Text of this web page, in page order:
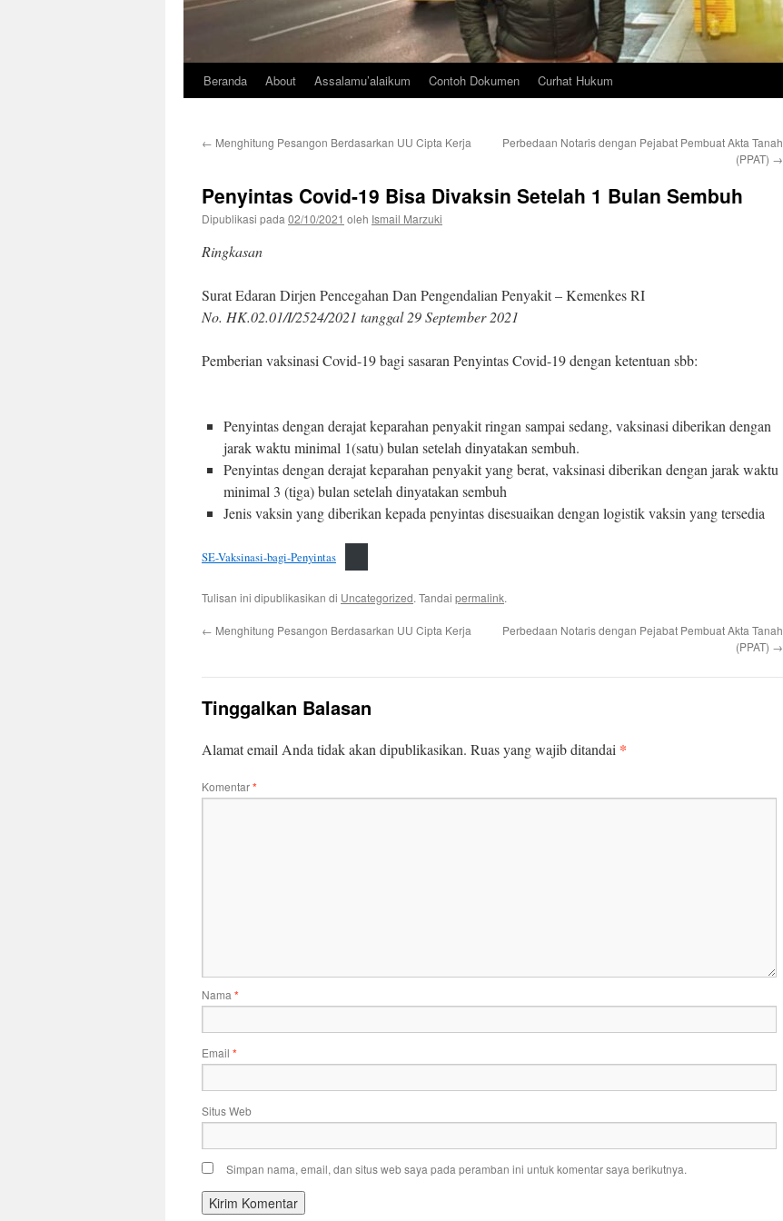
Beranda About Assalamu’alaikum Contoh Dokumen Curhat Hukum
← Menghitung Pesangon Berdasarkan UU Cipta Kerja
Perbedaan Notaris dengan Pejabat Pembuat Akta Tanah
(PPAT) →
Penyintas Covid-19 Bisa Divaksin Setelah 1 Bulan Sembuh
Dipublikasi pada 02/10/2021 oleh Ismail Marzuki
Ringkasan
Surat Edaran Dirjen Pencegahan Dan Pengendalian Penyakit – Kemenkes RI
No. HK.02.01/I/2524/2021 tanggal 29 September 2021
Pemberian vaksinasi Covid-19 bagi sasaran Penyintas Covid-19 dengan ketentuan sbb:
Penyintas dengan derajat keparahan penyakit ringan sampai sedang, vaksinasi diberikan dengan
jarak waktu minimal 1(satu) bulan setelah dinyatakan sembuh.
Penyintas dengan derajat keparahan penyakit yang berat, vaksinasi diberikan dengan jarak waktu
minimal 3 (tiga) bulan setelah dinyatakan sembuh
Jenis vaksin yang diberikan kepada penyintas disesuaikan dengan logistik vaksin yang tersedia
SE-Vaksinasi-bagi-Penyintas
Tulisan ini dipublikasikan di Uncategorized. Tandai permalink.
← Menghitung Pesangon Berdasarkan UU Cipta Kerja
Perbedaan Notaris dengan Pejabat Pembuat Akta Tanah
(PPAT) →
Tinggalkan Balasan
Alamat email Anda tidak akan dipublikasikan. Ruas yang wajib ditandai *
Komentar*
Nama *
Email *
Situs Web
Simpan nama, email, dan situs web saya pada peramban ini untuk komentar saya berikutnya.